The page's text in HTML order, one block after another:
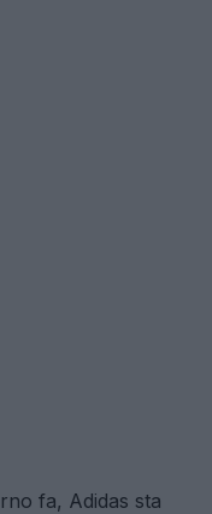
fa, Adidas sta